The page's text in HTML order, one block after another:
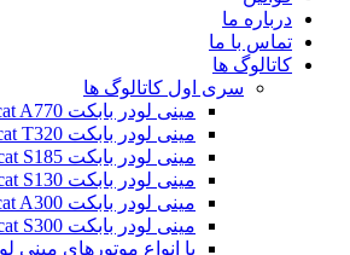
درباره ما
تماس با ما
کاتالوگ ها
سری اول کاتالوگ ها
مینی لودر بابکت Bobcat A770
مینی لودر بابکت Bobcat T320 | کاتالوگ مشخصات و ویژگی های فنی
مینی لودر بابکت Bobcat S185 | کاتالوگ مشخصات و ویژگی های فنی
مینی لودر بابکت Bobcat S130 | کاتالوگ مشخصات و ویژگی های فنی
مینی لودر بابکت Bobcat A300
مینی لودر بابکت Bobcat S300 | کاتالوگ مشخصات و ویژگی های فنی
با انواع موتورهای مینی